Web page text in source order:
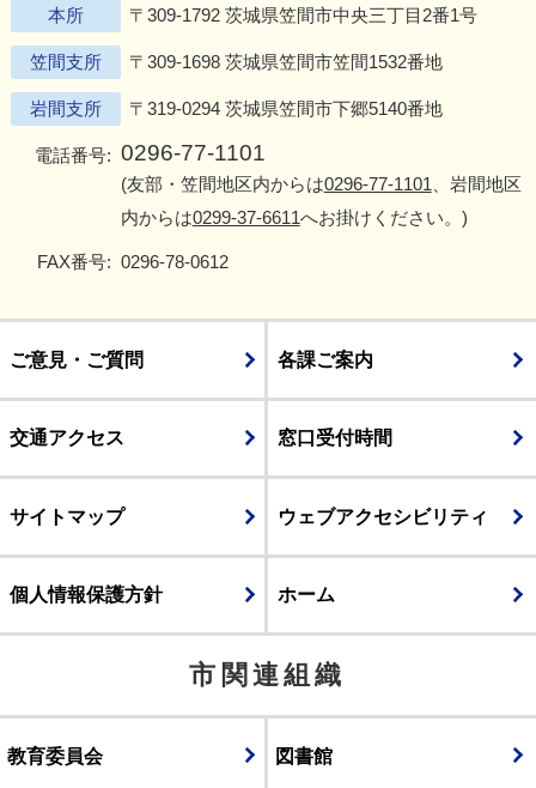
本所 〒309-1792 茨城県笠間市中央三丁目2番1号
笠間支所 〒309-1698 茨城県笠間市笠間1532番地
岩間支所 〒319-0294 茨城県笠間市下郷5140番地
電話番号: 0296-77-1101
(友部・笠間地区内からは0296-77-1101 、岩間地区
内からは0299-37-6611へお掛けください。)
FAX番号: 0296-78-0612
ご意見・ご質問 各課ご案内
交通アクセス 窓口受付時間
サイトマップ ウェブアクセシビリティ
個人情報保護方針 ホーム
市関連組織
教育委員会 図書館